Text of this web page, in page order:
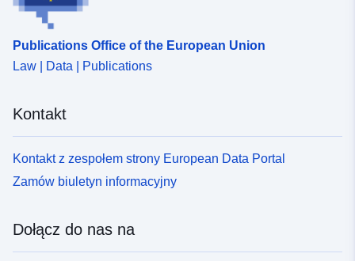
Publications Office of the European Union
Law | Data | Publications
Kontakt
Kontakt z zespołem strony European Data Portal
Zamów biuletyn informacyjny
Dołącz do nas na